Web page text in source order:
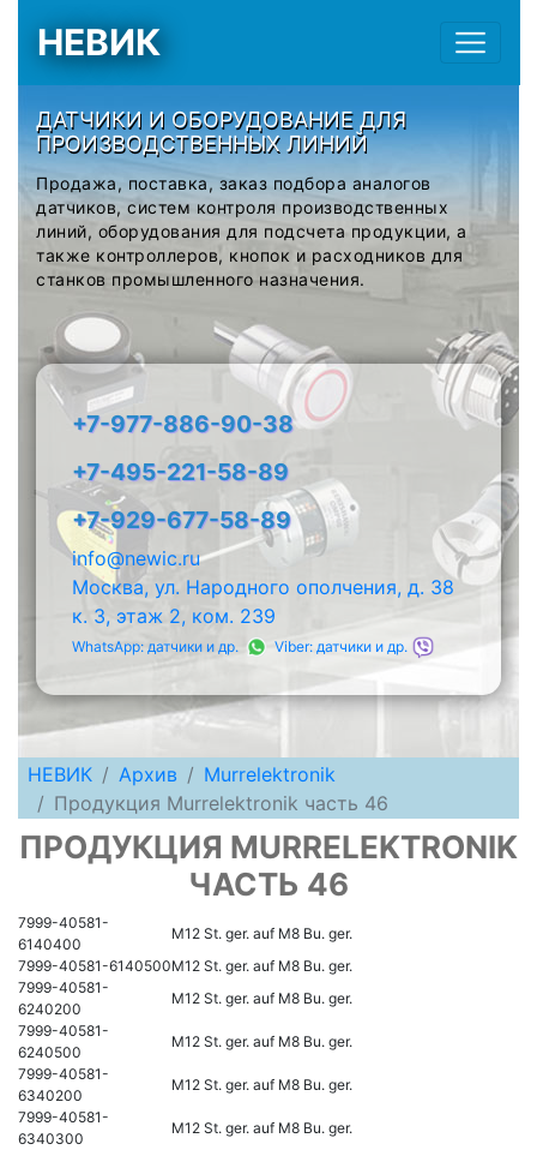
НЕВИК
ДАТЧИКИ И ОБОРУДОВАНИЕ ДЛЯ
ПРОИЗВОДСТВЕННЫХ ЛИНИЙ
Продажа, поставка, заказ подбора аналогов
датчиков, систем контроля производственных
линий, оборудования для подсчета продукции, а
также контроллеров, кнопок и расходников для
станков промышленного назначения.
+7-977-886-90-38
+7-495-221-58-89
+7-929-677-58-89
info@newic.ru
Москва, ул. Народного ополчения, д. 38
к. 3, этаж 2, ком. 239
WhatsApp: датчики и др. Viber: датчики и др.
НЕВИК Архив
Murrelektronik
Продукция Murrelektronik часть 46
ПРОДУКЦИЯ MURRELEKTRONIK
ЧАСТЬ 46
7999-40581-
6140400
M12 St. ger. auf M8 Bu. ger.
7999-40581-6140500M12 St. ger. auf M8 Bu. ger.
7999-40581-
6240200
M12 St. ger. auf M8 Bu. ger.
7999-40581-
6240500
M12 St. ger. auf M8 Bu. ger.
7999-40581-
6340200
M12 St. ger. auf M8 Bu. ger.
7999-40581-
6340300
M12 St. ger. auf M8 Bu. ger.